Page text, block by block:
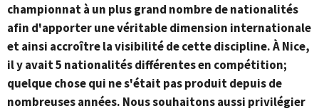
championnat à un plus grand nombre de nationalités
afin d'apporter une véritable dimension internationale
et ainsi accroître la visibilité de cette discipline. À Nice,
il y avait 5 nationalités différentes en compétition;
quelque chose qui ne s'était pas produit depuis de
nombreuses années. Nous souhaitons aussi privilégier